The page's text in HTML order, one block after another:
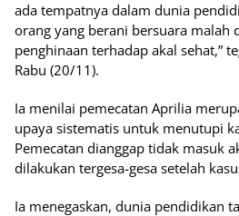
ada tempatnya dalam dunia
orang yang berani bersuara malah
penghinaan terhadap akal sehat,”
Rabu (20/11).
Ia menilai pemecatan Aprilia
upaya sistematis untuk menutupi
Pemecatan dianggap tidak masuk
dilakukan tergesa-gesa setelah
Ia menegaskan, dunia pendidikan